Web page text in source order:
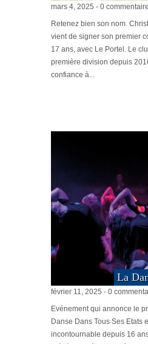
mars 4, 2025 - 0
Retenez bien son nom.
vient de signer son premier
17 ans, avec Le Portel. Le
première division depuis
confiance à...
La
février 11, 2025 - 0
Evénement qui annonce le
Danse Dans Tous Ses Etats
incontournable depuis 16